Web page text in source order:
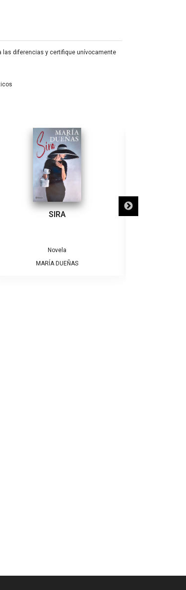
las diferencias y certifique unívocamente
SÓLO NECESITO UN GATO